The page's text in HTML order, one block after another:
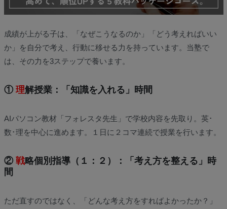
成績が上がる子は、「なぜこうなるのか」「どう考えればいい
か」を自分で考え、行動に移せる力を持っています。当塾で
は、その力を3ステップで養います。
① 理解授業：「知識を入れる」時間
AIパソコン教材「フォレスタ先生」で学校内容を先取り。英･
数･理を中心に進めます。１日に２コマ連続で授業を行います。
② 戦略個別指導（１：２）：「考え方を整える」時
間
ただ直すのではなく、「どんな考え方をすればよかったか？」